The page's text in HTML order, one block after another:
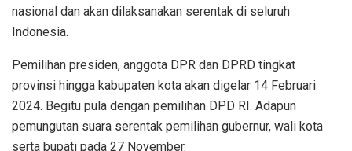
nasional dan akan dilaksanakan serentak di seluruh
Indonesia.
Pemilihan presiden, anggota DPR dan DPRD tingkat
provinsi hingga kabupaten kota akan digelar 14 Februari
2024. Begitu pula dengan pemilihan DPD RI. Adapun
pemungutan suara serentak pemilihan gubernur, wali kota
serta bupati pada 27 November.